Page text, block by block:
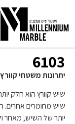
6103
יתרונות משטחי קוורץ
שיש קוורץ הוא חלק
שיש מחומרים אחרים.
יותר של השיש, מאחר